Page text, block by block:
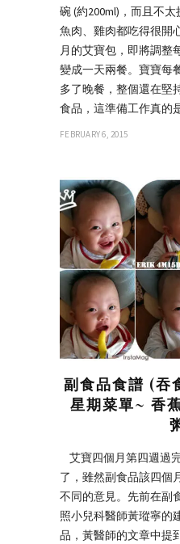
碗 (約200ml)，而且不太
魚肉、雞肉都吃得很開
月的艾寶包，即將調整
變成一天兩餐。寶寶每
多了晚餐，整個還在堅
食品，這準備工作真的
FEBRUARY 6, 2015
副食品食譜 (吞
星期菜單~ 香
艾寶四個月第四週過
了，雖然副食品該四個
不同的意見。先前在副
照小兒科醫師黃瑽寧的
品，黃醫師的文章中提